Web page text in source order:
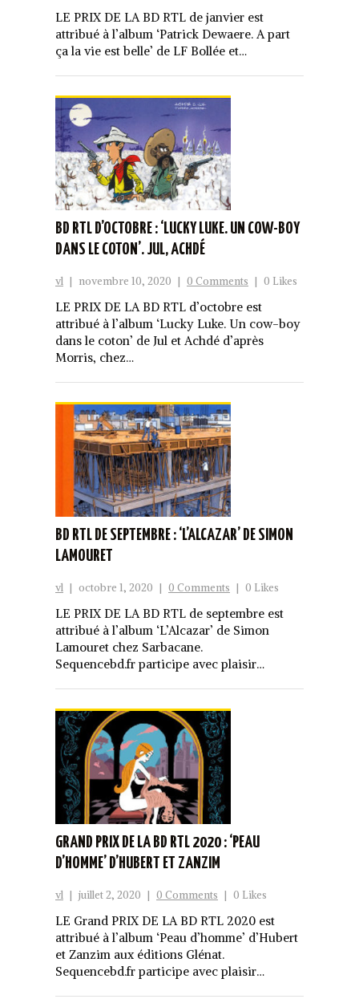
LE PRIX DE LA BD RTL de janvier est
attribué à l’album ‘Patrick Dewaere. A part
ça la vie est belle’ de LF Bollée et…
BD RTL D’OCTOBRE : ‘LUCKY LUKE. UN COW-BOY
DANS LE COTON’. JUL, ACHDÉ
vl | novembre 10, 2020 | 0 Comments | 0 Likes
LE PRIX DE LA BD RTL d’octobre est
attribué à l’album ‘Lucky Luke. Un cow-boy
dans le coton’ de Jul et Achdé d’après
Morris, chez…
BD RTL DE SEPTEMBRE : ‘L’ALCAZAR’ DE SIMON
LAMOURET
vl octobre 1, 2020 0 Comments 0 Likes
LE PRIX DE LA BD RTL de septembre est
attribué à l’album ‘L’Alcazar’ de Simon
Lamouret chez Sarbacane.
Sequencebd.fr participe avec plaisir…
GRAND PRIX DE LA BD RTL 2020 : ‘PEAU
D’HOMME’ D’HUBERT ET ZANZIM
vl | juillet 2, 2020 | 0 Comments | 0 Likes
LE Grand PRIX DE LA BD RTL 2020 est
attribué à l’album ‘Peau d’homme’ d’Hubert
et Zanzim aux éditions Glénat.
Sequencebd.fr participe avec plaisir…